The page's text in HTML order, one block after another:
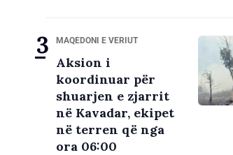
MAQEDONI E VERIUT
Aksion i
koordinuar për
shuarjen e zjarrit
në Kavadar, ekipet
në terren që nga
ora 06:00